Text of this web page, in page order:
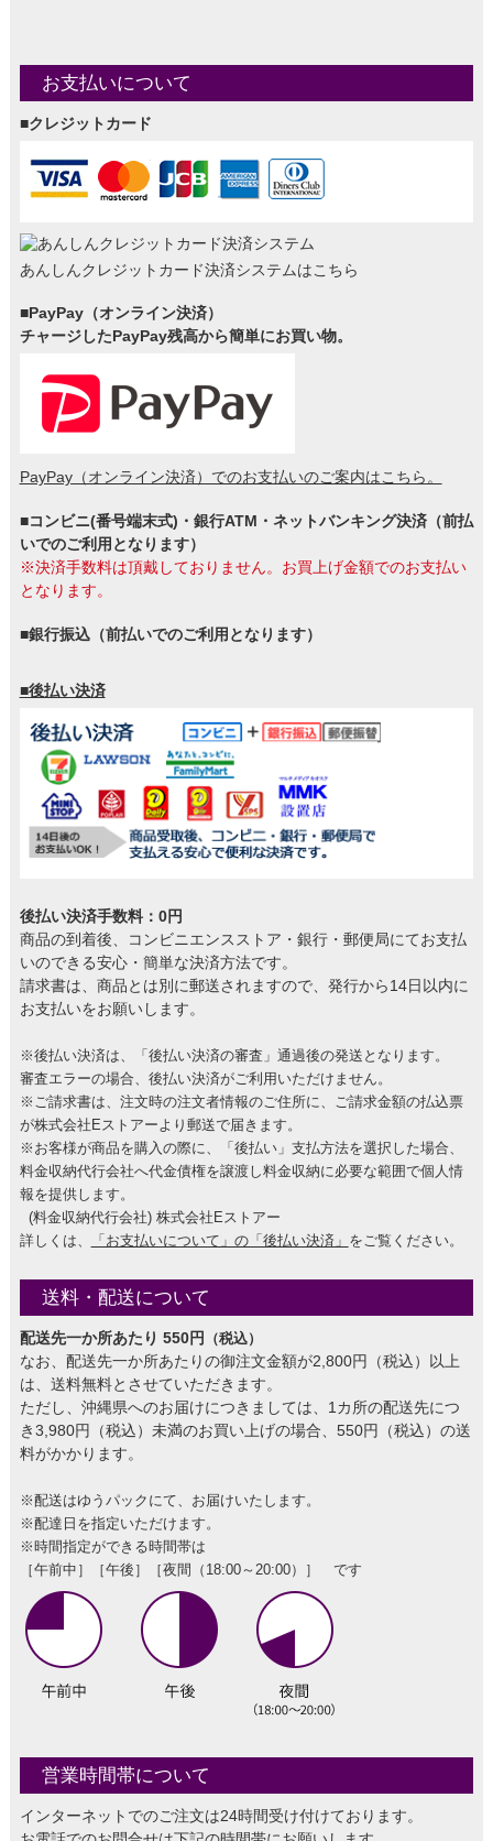
お支払いについて
■クレジットカード
あんしんクレジットカード決済システムはこちら
■PayPay（オンライン決済）
チャージしたPayPay残高から簡単にお買い物。
PayPay（オンライン決済）でのお支払いのご案内はこちら。
■コンビニ(番号端末式)・銀行ATM・ネットバンキング決済（前払
いでのご利用となります）
※決済手数料は頂戴しておりません。お買上げ金額でのお支払い
となります。
■銀行振込（前払いでのご利用となります）
■後払い決済
後払い決済手数料：0円
商品の到着後、コンビニエンスストア・銀行・郵便局にてお支払
いのできる安心・簡単な決済方法です。
請求書は、商品とは別に郵送されますので、発行から14日以内に
お支払いをお願いします。
※後払い決済は、「後払い決済の審査」通過後の発送となります。
審査エラーの場合、後払い決済がご利用いただけません。
※ご請求書は、注文時の注文者情報のご住所に、ご請求金額の払込票
が株式会社Eストアーより郵送で届きます。
※お客様が商品を購入の際に、「後払い」支払方法を選択した場合、
料金収納代行会社へ代金債権を譲渡し料金収納に必要な範囲で個人情
報を提供します。
(料金収納代行会社) 株式会社Eストアー
詳しくは、
「お支払いについて」の「後払い決済」 をご覧ください。
送料・配送について
配送先一か所あたり 550円 （税込）
なお、配送先一か所あたりの御注文金額が2,800円（税込）以上
は、送料無料とさせていただきます。
ただし、沖縄県へのお届けにつきましては、1カ所の配送先につ
き3,980円（税込）未満のお買い上げの場合、550円（税込）の送
料がかかります。
※配送はゆうパックにて、お届けいたします。
※配達日を指定いただけます。
※時間指定ができる時間帯は
［午前中］［午後］［夜間（18:00～20:00）］ です
営業時間帯について
インターネットでのご注文は24時間受け付けております。